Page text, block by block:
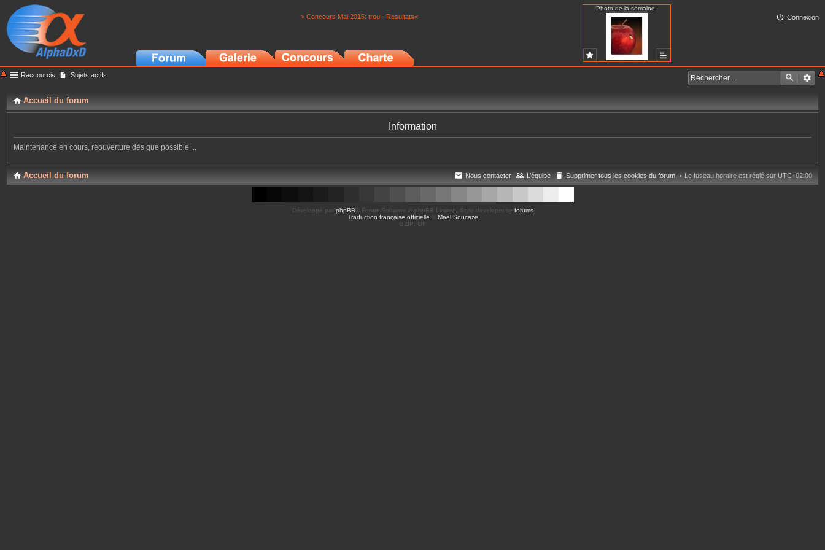
> Concours Mai 2015: trou - Resultats<
Photo de la semaine
Connexion
Raccourcis Sujets actifs
Accueil du forum
Information
Maintenance en cours, réouverture dès que possible ...
Accueil du forum Le fuseau horaire est réglé sur UTC+02:00
Supprimer tous les cookies du forum
L’équipe
Nous contacter
Développé par phpBB ® Forum Software © phpBB Limited , Style developer by forums
Traduction française officielle
Maël Soucaze
GZIP: Off